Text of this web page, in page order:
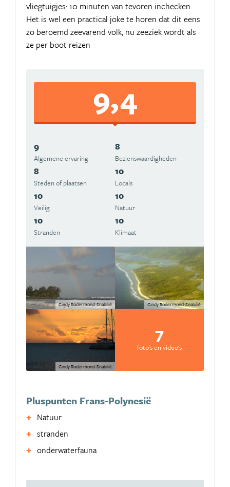
vliegtuigjes: 10 minuten van tevoren inchecken.
Het is wel een practical joke te horen dat dit eens
zo beroemd zeevarend volk, nu zeeziek wordt als
ze per boot reizen
9,4
9
Algemene ervaring
8
Beziens­waardigheden
8
Steden of plaatsen
10
Locals
10
Veilig
10
Natuur
10
Stranden
10
Klimaat
Cindy Rodermond-Snabilié Cindy Rodermond-Snabilié
Cindy Rodermond-Snabilié
7
foto's en video's
Pluspunten Frans-Polynesië
Natuur
stranden
onderwaterfauna